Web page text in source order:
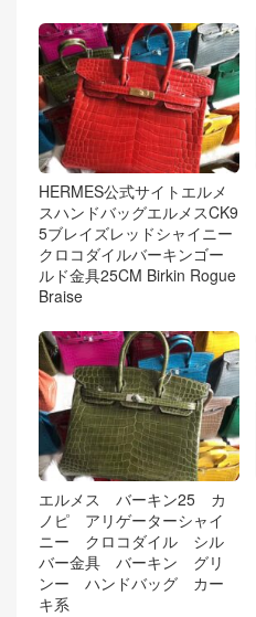
HERMES公式サイトエルメ
スハンドバッグエルメスCK9
5ブレイズレッドシャイニー
クロコダイルバーキンゴー
ルド金具25CM Birkin Rogue
Braise
エルメス バーキン25 カ
ノピ アリゲーターシャイ
ニー クロコダイル シル
バー金具 バーキン グリ
ンー ハンドバッグ カー
キ系